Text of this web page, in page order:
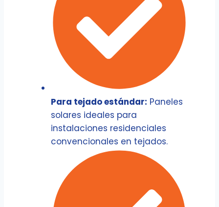
Para tejado estándar: Paneles
solares ideales para
instalaciones residenciales
convencionales en tejados.